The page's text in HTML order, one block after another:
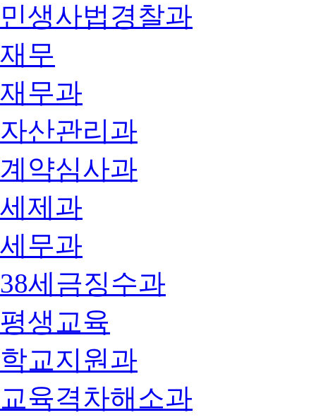
민생사법경찰과
재무
재무과
자산관리과
계약심사과
세제과
세무과
38세금징수과
평생교육
학교지원과
교육격차해소과